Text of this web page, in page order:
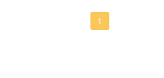
さんを撮影してきました。
1